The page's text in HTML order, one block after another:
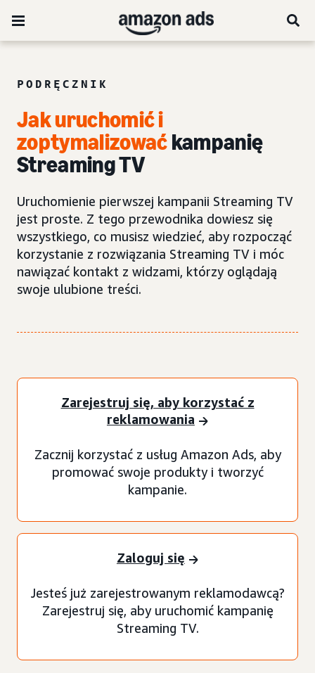
PODRĘCZNIK
Jak uruchomić i
zoptymalizowaćkampanię
Streaming TV
Uruchomienie pierwszej kampanii Streaming TV
jest proste. Z tego przewodnika dowiesz się
wszystkiego, co musisz wiedzieć, aby rozpocząć
korzystanie z rozwiązania Streaming TV i móc
nawiązać kontakt z widzami, którzy oglądają
swoje ulubione treści.
Zarejestruj się, aby korzystać z
reklamowania
Zacznij korzystać z usług Amazon Ads, aby
promować swoje produkty i tworzyć
kampanie.
Zaloguj się
Jesteś już zarejestrowanym reklamodawcą?
Zarejestruj się, aby uruchomić kampanię
Streaming TV.